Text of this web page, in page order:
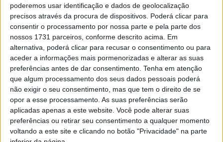
poderemos usar identificação e dados de geolocalização
precisos através da procura de dispositivos. Poderá clicar para
consentir o processamento por nossa parte e pela parte dos
nossos 1731 parceiros, conforme descrito acima. Em
alternativa, poderá clicar para recusar o consentimento ou para
aceder a informações mais pormenorizadas e alterar as suas
preferências antes de dar consentimento. Tenha em atenção
que algum processamento dos seus dados pessoais poderá
não exigir o seu consentimento, mas que tem o direito de se
opor a esse processamento. As suas preferências serão
aplicadas apenas a este website. Você pode alterar suas
preferências ou retirar seu consentimento a qualquer momento
voltando a este site e clicando no botão "Privacidade" na parte
Esta e outras notícias para ouvir na Estação Diária – 96.8
FM ou em www.968.fm
Pub
TAGS AF Viseu Futebol Supertaça